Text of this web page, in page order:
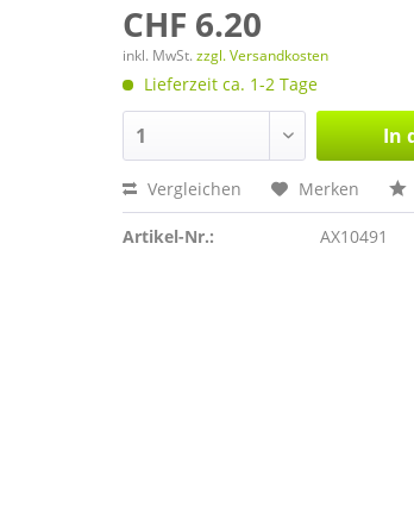
CHF 6.20
inkl. MwSt.zzgl. Versandkosten
Lieferzeit ca. 1-2 Tage
In
Vergleichen Merken
Artikel-Nr.: AX10491